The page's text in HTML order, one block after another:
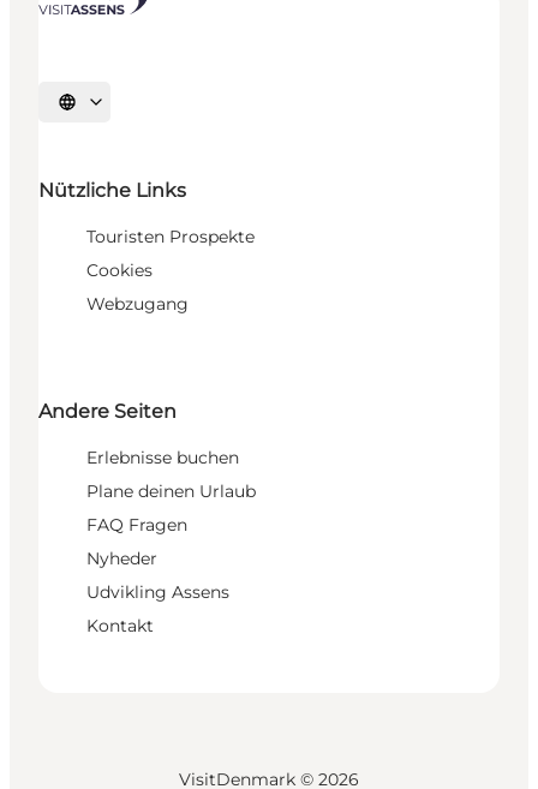
Sprache auswählen
Nützliche Links
Touristen Prospekte
Cookies
Webzugang
Andere Seiten
Erlebnisse buchen
Plane deinen Urlaub
FAQ Fragen
Nyheder
Udvikling Assens
Kontakt
VisitDenmark © 2026